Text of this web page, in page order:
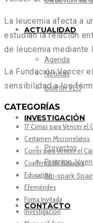
ACTUALIDAD
Agenda
Noticias
Boletín VEC
INVESTIGACIÓN
Proyectos
Premios
Bio-spark
CONTACTO
La leucemia afecta a
estudian la relación
de leucemia mediante
La Fundación Vencer
sensibilidad a los
CATEGORÍAS
17 Cimas para Vencer el
Certamen Microrrelatos
Correr para Vencer el
Cuaderno de Bitácora
Education
Efemérides
Firma Invitada
Investigación